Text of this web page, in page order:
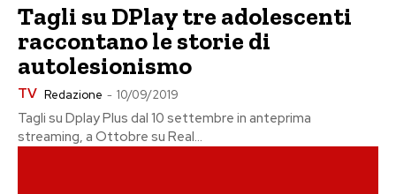
Tagli su DPlay tre adolescenti
raccontano le storie di
autolesionismo
TV Redazione - 10/09/2019
Tagli su Dplay Plus dal 10 settembre in anteprima
streaming, a Ottobre su Real...